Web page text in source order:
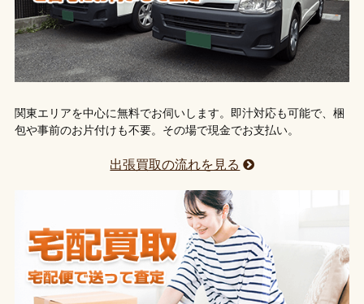
関東エリアを中心に無料でお伺いします。即汁対応も可能で、梱
包や事前のお片付けも不要。その場で現金でお支払い。
出張買取の流れを見る